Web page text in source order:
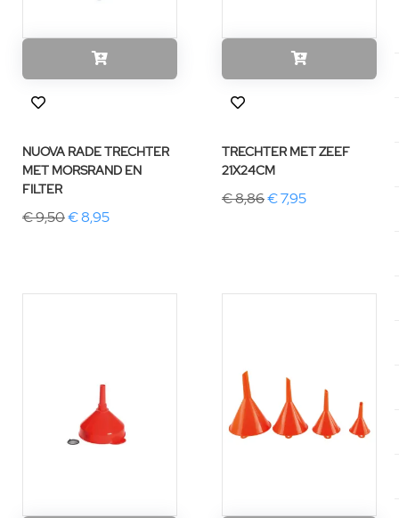
NUOVA RADE TRECHTER
MET MORSRAND EN
FILTER
€ 9,50€ 8,95
TRECHTER MET ZEEF
21X24CM
€ 8,86€ 7,95